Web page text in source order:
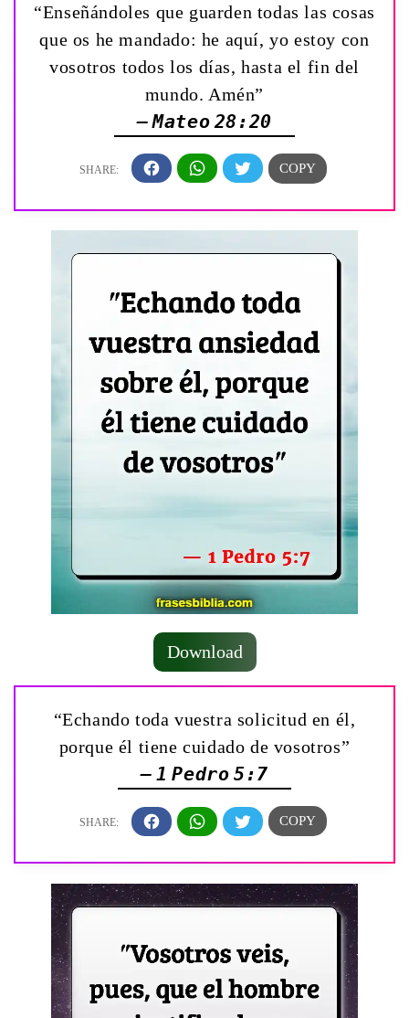
“Enseñándoles que guarden todas las cosas
que os he mandado: he aquí, yo estoy con
vosotros todos los días, hasta el fin del
mundo. Amén”
— Mateo 28:20
Download
“Echando toda vuestra solicitud en él,
porque él tiene cuidado de vosotros”
— 1 Pedro 5:7